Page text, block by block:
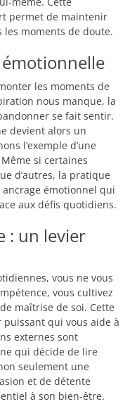
permet de maintenir
les moments de doute.
les moments de
nous manque, la
se fait sentir.
devient alors un
l’exemple d’une
si certaines
d’autres, la pratique
émotionnel qui
aux défis quotidiens.
: un levier
vous ne vous
vous cultivez
maîtrise de soi. Cette
qui vous aide à
externes sont
qui décide de lire
seulement une
et de détente
à son bien-être.